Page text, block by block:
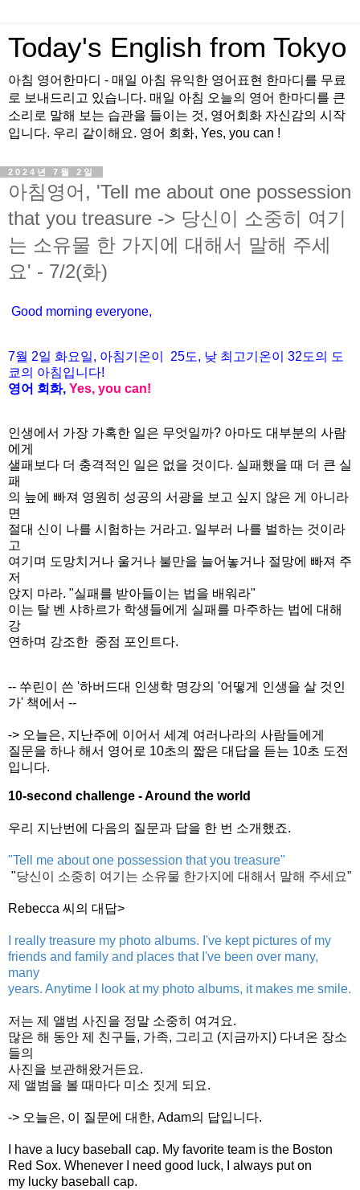
Today's English from Tokyo
아침 영어한마디 - 매일 아침 유익한 영어표현 한마디를 무료
로 보내드리고 있습니다. 매일 아침 오늘의 영어 한마디를 큰
소리로 말해 보는 습관을 들이는 것, 영어회화 자신감의 시작
입니다. 우리 같이해요. 영어 회화, Yes, you can !
2024년 7월 2일
아침영어, 'Tell me about one possession
that you treasure -> 당신이 소중히 여기
는 소유물 한 가지에 대해서 말해 주세
요' - 7/2(화)
Good morning everyone,
7월 2일 화요일, 아침기온이 25도, 낮 최고기온이 32도의 도
쿄의 아침입니다!
영어 회화, Yes, you can!
인생에서 가장 가혹한 일은 무엇일까? 아마도 대부분의 사람
에게
샐패보다 더 충격적인 일은 없을 것이다. 실패했을 때 더 큰 실
패
의 늪에 빠져 영원히 성공의 서광을 보고 싶지 않은 게 아니라
면
절대 신이 나를 시험하는 거라고. 일부러 나를 벌하는 것이라
고
여기며 도망치거나 울거나 불만을 늘어놓거나 절망에 빠져 주
저
앉지 마라. "실패를 받아들이는 법을 배워라"
이는 탈 벤 샤하르가 학생들에게 실패를 마주하는 법에 대해
강
연하며 강조한 중점 포인트다.
-- 쑤린이 쓴 '하버드대 인생학 명강의 '어떻게 인생을 살 것인
가' 책에서 --
-> 오늘은, 지난주에 이어서 세계 여러나라의 사람들에게
질문을 하나 해서 영어로 10초의 짧은 대답을 듣는 10초 도전
입니다.
10-second challenge - Around the world
우리 지난번에 다음의 질문과 답을 한 번 소개했죠.
"Tell me about one possession that you treasure"
"당신이 소중히 여기는 소유물 한가지에 대해서 말해 주세요”
Rebecca 씨의 대답>
I really treasure my photo albums. I've kept pictures of my
friends and family and places that I've been over many,
many
years. Anytime I look at my photo albums, it makes me smile.
저는 제 앨범 사진을 정말 소중히 여겨요.
많은 해 동안 제 친구들, 가족, 그리고 (지금까지) 다녀온 장소
들의
사진을 보관해왔거든요.
제 앨범을 볼 때마다 미소 짓게 되요.
-> 오늘은, 이 질문에 대한, Adam의 답입니다.
I have a lucy baseball cap. My favorite team is the Boston
Red Sox. Whenever I need good luck, I always put on
my lucky baseball cap.